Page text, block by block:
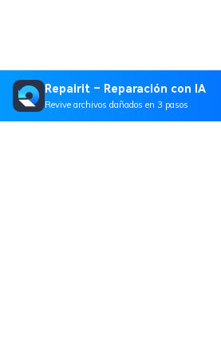
Repairit – Reparación con IA
Revive archivos dañados en 3 pasos